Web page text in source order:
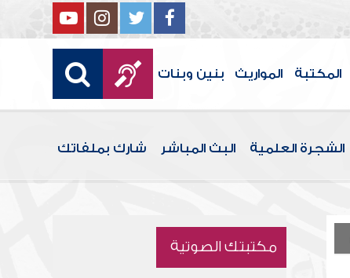
المكتبة المواريث بنين وبنات
الشجرة العلمية البث المباشر شارك بملفاتك
مكتبتك الصوتية